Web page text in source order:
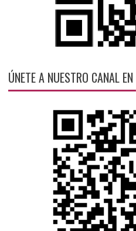
ÚNETE A NUESTRO CANAL